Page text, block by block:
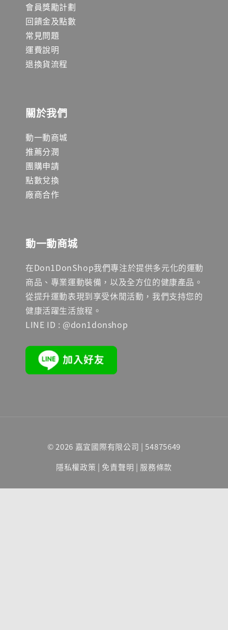
會員獎勵計劃
回饋金及點數
常見問題
運費說明
退換貨流程
關於我們
動一動商城
推薦分潤
團購申請
點數兌換
廠商合作
動一動商城
在Don1DonShop我們專注於提供多元化的運動
商品、專業運動裝備，以及全方位的健康產品。
從提升運動表現到享受休閒活動，我們支持您的
健康活躍生活旅程。
LINE ID : @don1donshop
© 2026 嘉宜國際有限公司 | 54875649
隱私權政策 | 免責聲明 | 服務條款